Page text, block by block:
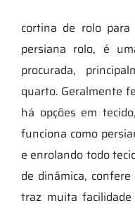
cortina de rolo
persiana rolo, é
procurada,
quarto. Geralmente
há opções em
funciona como
e enrolando todo
de dinâmica,
traz muita